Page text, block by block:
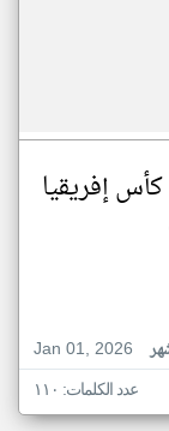
إفريقيا
Jan 01, 2026
عدد الكلمات: ١١٠